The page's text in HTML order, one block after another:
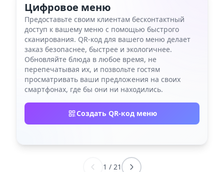
Цифровое меню
Предоставьте своим клиентам бесконтактный
доступ к вашему меню с помощью быстрого
сканирования. QR-код для вашего меню делает
заказ безопаснее, быстрее и экологичнее.
Обновляйте блюда в любое время, не
перепечатывая их, и позвольте гостям
просматривать ваши предложения на своих
смартфонах, где бы они ни находились.
Создать QR-код меню
1 / 21